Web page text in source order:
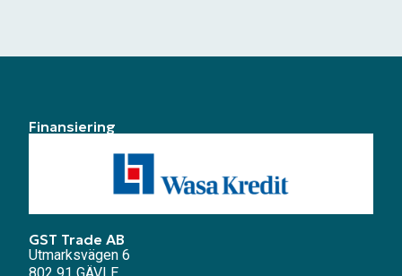
Finansiering
GST Trade AB
Utmarksvägen 6
802 91 GÄVLE